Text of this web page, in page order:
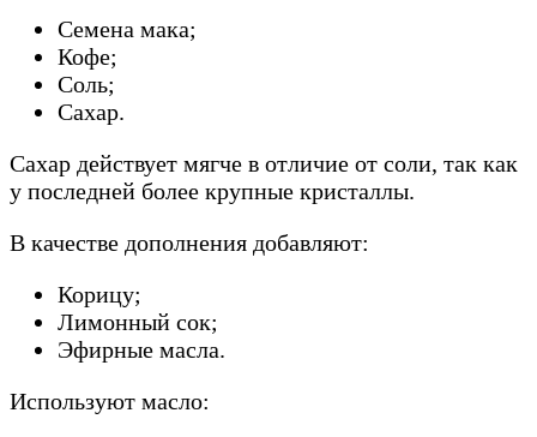
Семена мака;
Кофе;
Соль;
Сахар.
Сахар действует мягче в отличие от соли, так как
у последней более крупные кристаллы.
В качестве дополнения добавляют:
Корицу;
Лимонный сок;
Эфирные масла.
Используют масло: